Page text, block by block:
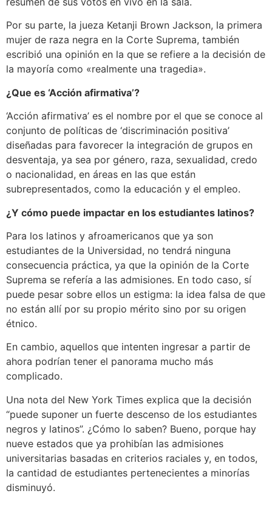
Por su parte, la jueza Ketanji Brown Jackson, la primera
mujer de raza negra en la Corte Suprema, también
escribió una opinión en la que se refiere a la decisión de
la mayoría como «realmente una tragedia».
¿Que es ‘Acción afirmativa’?
‘Acción afirmativa’ es el nombre por el que se conoce al
conjunto de políticas de ‘discriminación positiva’
diseñadas para favorecer la integración de grupos en
desventaja, ya sea por género, raza, sexualidad, credo
o nacionalidad, en áreas en las que están
subrepresentados, como la educación y el empleo.
¿Y cómo puede impactar en los estudiantes latinos?
Para los latinos y afroamericanos que ya son
estudiantes de la Universidad, no tendrá ninguna
consecuencia práctica, ya que la opinión de la Corte
Suprema se refería a las admisiones. En todo caso, sí
puede pesar sobre ellos un estigma: la idea falsa de que
no están allí por su propio mérito sino por su origen
étnico.
En cambio, aquellos que intenten ingresar a partir de
ahora podrían tener el panorama mucho más
complicado.
Una nota del New York Times explica que la decisión
“puede suponer un fuerte descenso de los estudiantes
negros y latinos”. ¿Cómo lo saben? Bueno, porque hay
nueve estados que ya prohibían las admisiones
universitarias basadas en criterios raciales y, en todos,
la cantidad de estudiantes pertenecientes a minorías
disminuyó.